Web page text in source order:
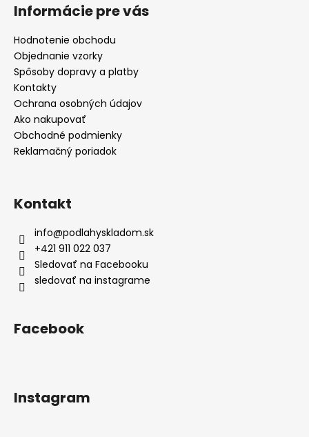
Informácie pre vás
Hodnotenie obchodu
Objednanie vzorky
Spôsoby dopravy a platby
Kontakty
Ochrana osobných údajov
Ako nakupovať
Obchodné podmienky
Reklamačný poriadok
Kontakt
info@podlahyskladom.sk
+421 911 022 037
Sledovať na Facebooku
sledovať na instagrame
Facebook
Instagram